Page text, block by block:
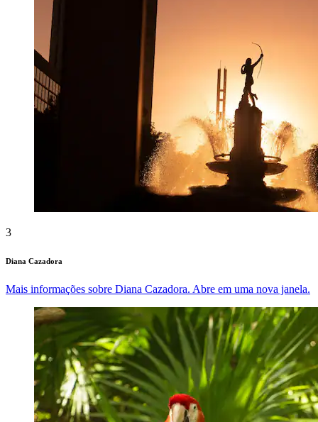
3
Diana Cazadora
Mais informações sobre Diana Cazadora. Abre em uma nova janela.